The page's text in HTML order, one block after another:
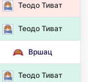
Теодо Тиват
Теодо Тиват
Вршац
Теодо Тиват